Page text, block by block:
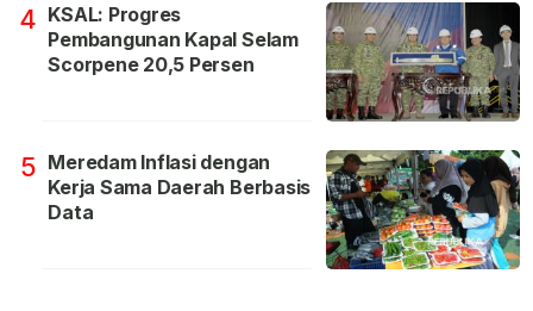
4 KSAL: Progres
Pembangunan Kapal Selam
Scorpene 20,5 Persen
5 Meredam Inflasi dengan
Kerja Sama Daerah Berbasis
Data